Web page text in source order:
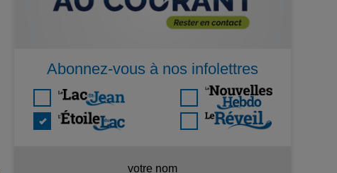
Abonnez-vous à nos infolettres